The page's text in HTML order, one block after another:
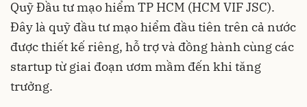
Quỹ Đầu tư mạo hiểm TP HCM (HCM VIF JSC).
Đây là quỹ đầu tư mạo hiểm đầu tiên trên cả nước
được thiết kế riêng, hỗ trợ và đồng hành cùng các
startup từ giai đoạn ươm mầm đến khi tăng
trưởng.